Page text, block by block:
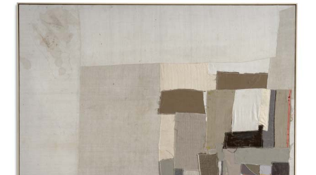
Vous aimerez peut-être les oeuvres